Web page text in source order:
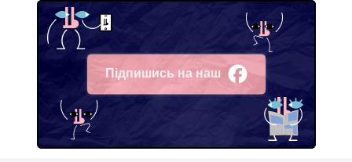
Підпишись на наш
Facebook